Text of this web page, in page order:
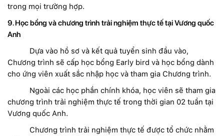
trong mọi trường hợp.
9. Học bổng và chương trình trải nghiệm thực tế tại Vương quốc
Anh
Dựa vào hồ sơ và kết quả tuyển sinh đầu vào,
Chương trình sẽ cấp học bổng Early bird và học bổng dành
cho ứng viên xuất sắc nhập học và tham gia Chương trình.
Ngoài các học phần chính khóa, học viên sẽ tham gia
chương trình trải nghiệm thực tế trong thời gian 02 tuần tại
Vương quốc Anh.
Chương trình trải nghiệm thực tế được tổ chức nhằm